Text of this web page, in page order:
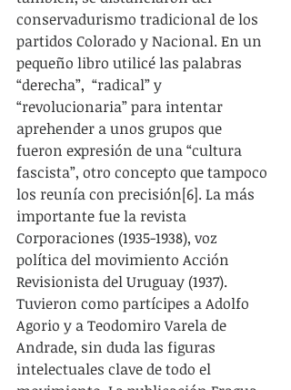
conservadurismo tradicional de los
partidos Colorado y Nacional. En un
pequeño libro utilicé las palabras
“derecha”,  “radical” y
“revolucionaria” para intentar
aprehender a unos grupos que
fueron expresión de una “cultura
fascista”, otro concepto que tampoco
los reunía con precisión[6]. La más
importante fue la revista
Corporaciones (1935-1938), voz
política del movimiento Acción
Revisionista del Uruguay (1937).
Tuvieron como partícipes a Adolfo
Agorio y a Teodomiro Varela de
Andrade, sin duda las figuras
intelectuales clave de todo el